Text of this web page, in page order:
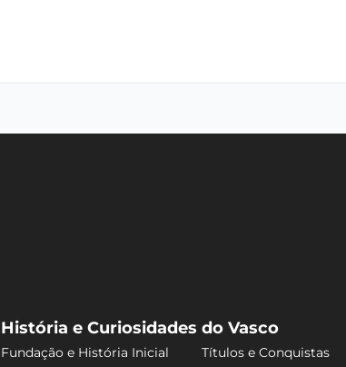
História e Curiosidades do Vasco
Fundação e História Inicial
Títulos e Conquistas